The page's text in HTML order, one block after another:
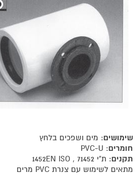
שימושים: מים ושפכים בלחץ
חומרים: PVC-U
תקנים: ת"י 71452 , 1452EN ISO
מתאים לשימוש עם צנרת PVC מרים